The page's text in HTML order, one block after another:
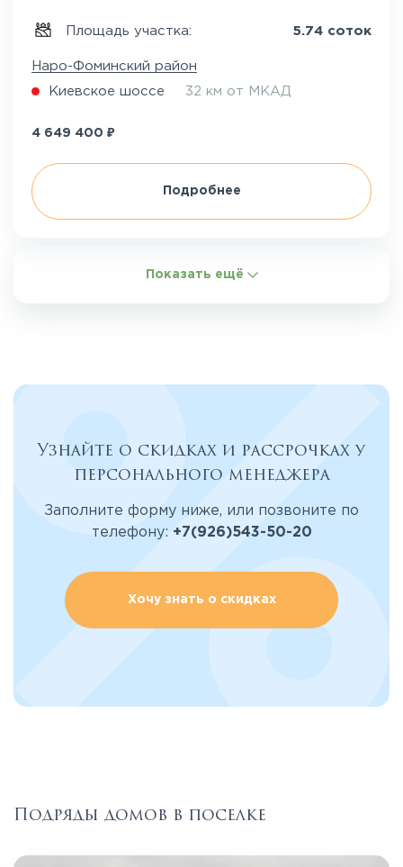
Площадь участка: 5.74 соток
Наро-Фоминский район
Киевское шоссе 32 км от МКАД
4 649 400 ₽
Подробнее
Показать ещё
Узнайте о скидках и рассрочках у
персонального менеджера
Заполните форму ниже, или позвоните по
телефону: +7(926)543-50-20
Хочу знать о скидках
Подряды домов в поселке